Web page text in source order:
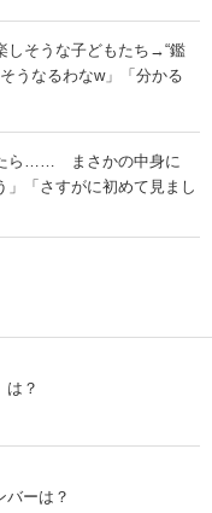
しそうな子どもたち→“鑑
うなるわなw」「分かる
ら…… まさかの中身に
」「さすがに初めて見まし
は？
バーは？